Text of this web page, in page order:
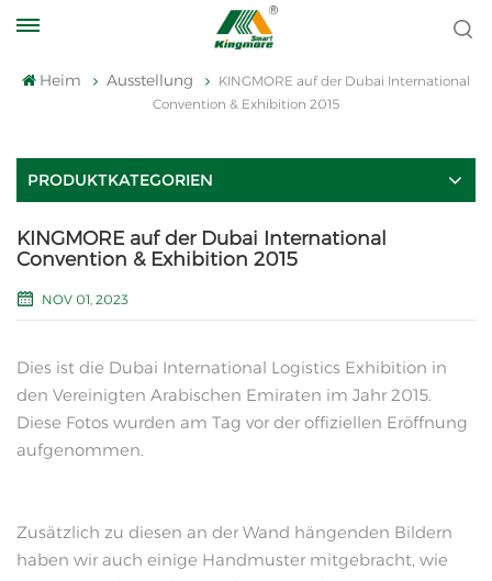
Heim Ausstellung
KINGMORE auf der Dubai International
Convention & Exhibition 2015
PRODUKTKATEGORIEN
KINGMORE auf der Dubai International
Convention & Exhibition 2015
NOV 01, 2023
Dies ist die Dubai International Logistics Exhibition in
den Vereinigten Arabischen Emiraten im Jahr 2015.
Diese Fotos wurden am Tag vor der offiziellen Eröffnung
aufgenommen.
Zusätzlich zu diesen an der Wand hängenden Bildern
haben wir auch einige Handmuster mitgebracht, wie